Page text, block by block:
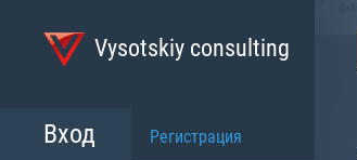
Vysotskiy consulting
Вход Регистрация